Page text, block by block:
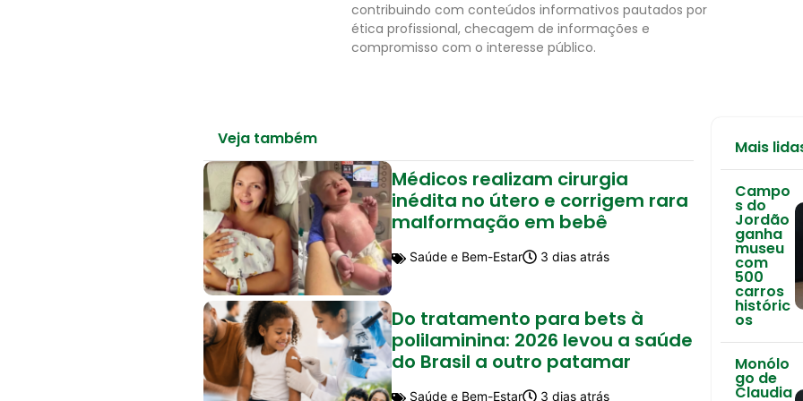
contribuindo com conteúdos informativos pautados por
ética profissional, checagem de informações e
compromisso com o interesse público.
Veja também
Médicos realizam cirurgia
inédita no útero e corrigem rara
malformação em bebê
Saúde e Bem-Estar 3 dias atrás
Do tratamento para bets à
polilaminina: 2026 levou a saúde
do Brasil a outro patamar
Saúde e Bem-Estar 3 dias atrás
Mais
Campo
s do
Jordão
ganha
museu
com
500
carros
históric
os
Monólo
go de
Claudia